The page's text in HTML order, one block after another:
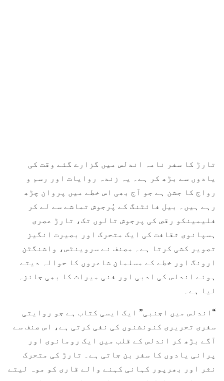
تارڑ کا سفر نامہ اندلس میں گزارے گئے وقت کی
یادوں سے بڑھ کر ہے۔ یہ زندہ روایات اور رسم و
رواج کا جشن ہے جو آج بھی اس خطے میں پروان چڑھ
رہے ہیں۔ بیل فائٹنگ کے پُرجوش تماشے سے لے کر
فلیمینکو رقص کی پرجوش تالوں تک، تارڑ عصری
ہسپانوی ثقافت کی ایک متحرک اور بصیرت انگیز
تصویر کشی کرتا ہے۔ مصنف نے سروینٹس، واشنگٹن
ارونگ اور خطے کے مسلمان شاعروں کا حوالہ دیتے
ہوئے اندلس کی ادبی اور فنی میراث کا بھی جائزہ
لیا ہے۔
“اندلس میں اجنبی” ایک ایسی کتاب ہے جو روایتی
سفری تحریری کنونشنوں کی نفی کرتی ہے، اس صنف سے
آگے بڑھ کر اندلس کے قلب میں ایک رومانوی اور
پرانی یادوں کا سفر بن جاتی ہے۔ تارڑ کی متحرک
نثر اور بھرپور کہانی کہنے والے قاری کو موہ لیتے